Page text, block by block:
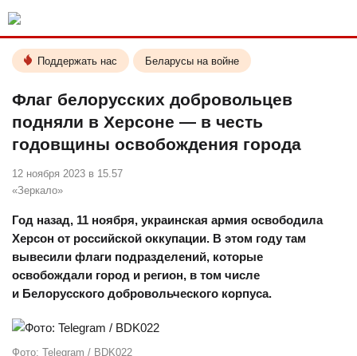
Поддержать нас Беларусы на войне
Флаг белорусских добровольцев
подняли в Херсоне — в честь
годовщины освобождения города
12 ноября 2023 в 15.57
«Зеркало»
Год назад, 11 ноября, украинская армия освободила
Херсон от российской оккупации. В этом году там
вывесили флаги подразделений, которые
освобождали город и регион, в том числе
и Белорусского добровольческого корпуса.
Фото: Telegram / BDK022